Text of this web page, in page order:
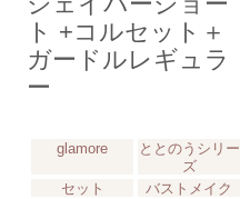
ト +コルセット＋
ガードルレギュラ
ー
glamore
ととのうシリー
ズ
セット
バストメイク